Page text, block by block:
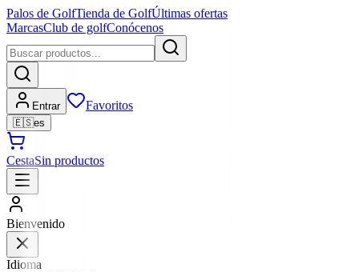
Palos de GolfTienda de GolfÚltimas ofertas
MarcasClub de golfConócenos
Entrar Favoritos
🇪🇸es
CestaSin productos
Bienvenido
Idioma